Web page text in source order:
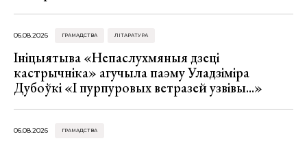
06.08.2026 ГРАМАДСТВА ЛІТАРАТУРА
Ініцыятыва «Непаслухмяныя дзеці
кастрычніка» агучыла паэму Уладзіміра
Дубоўкі «І пурпуровых ветразей узвівы...»
06.08.2026 ГРАМАДСТВА